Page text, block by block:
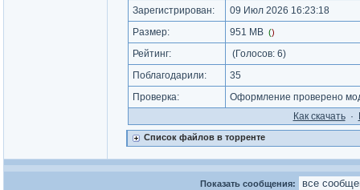
Зарегистрирован:
09 Июл 2026 16:23:18
Размер:
951 MB ()
Рейтинг: (Голосов: 6)
Поблагодарили:
35
Проверка:
Оформление проверено
Как cкачать·
Список файлов в торренте
Показать сообщения: